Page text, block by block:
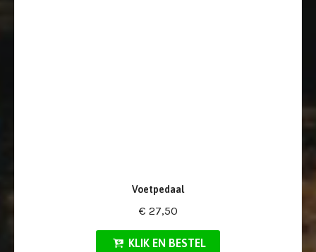
Voetpedaal
€ 27,50
KLIK EN BESTEL